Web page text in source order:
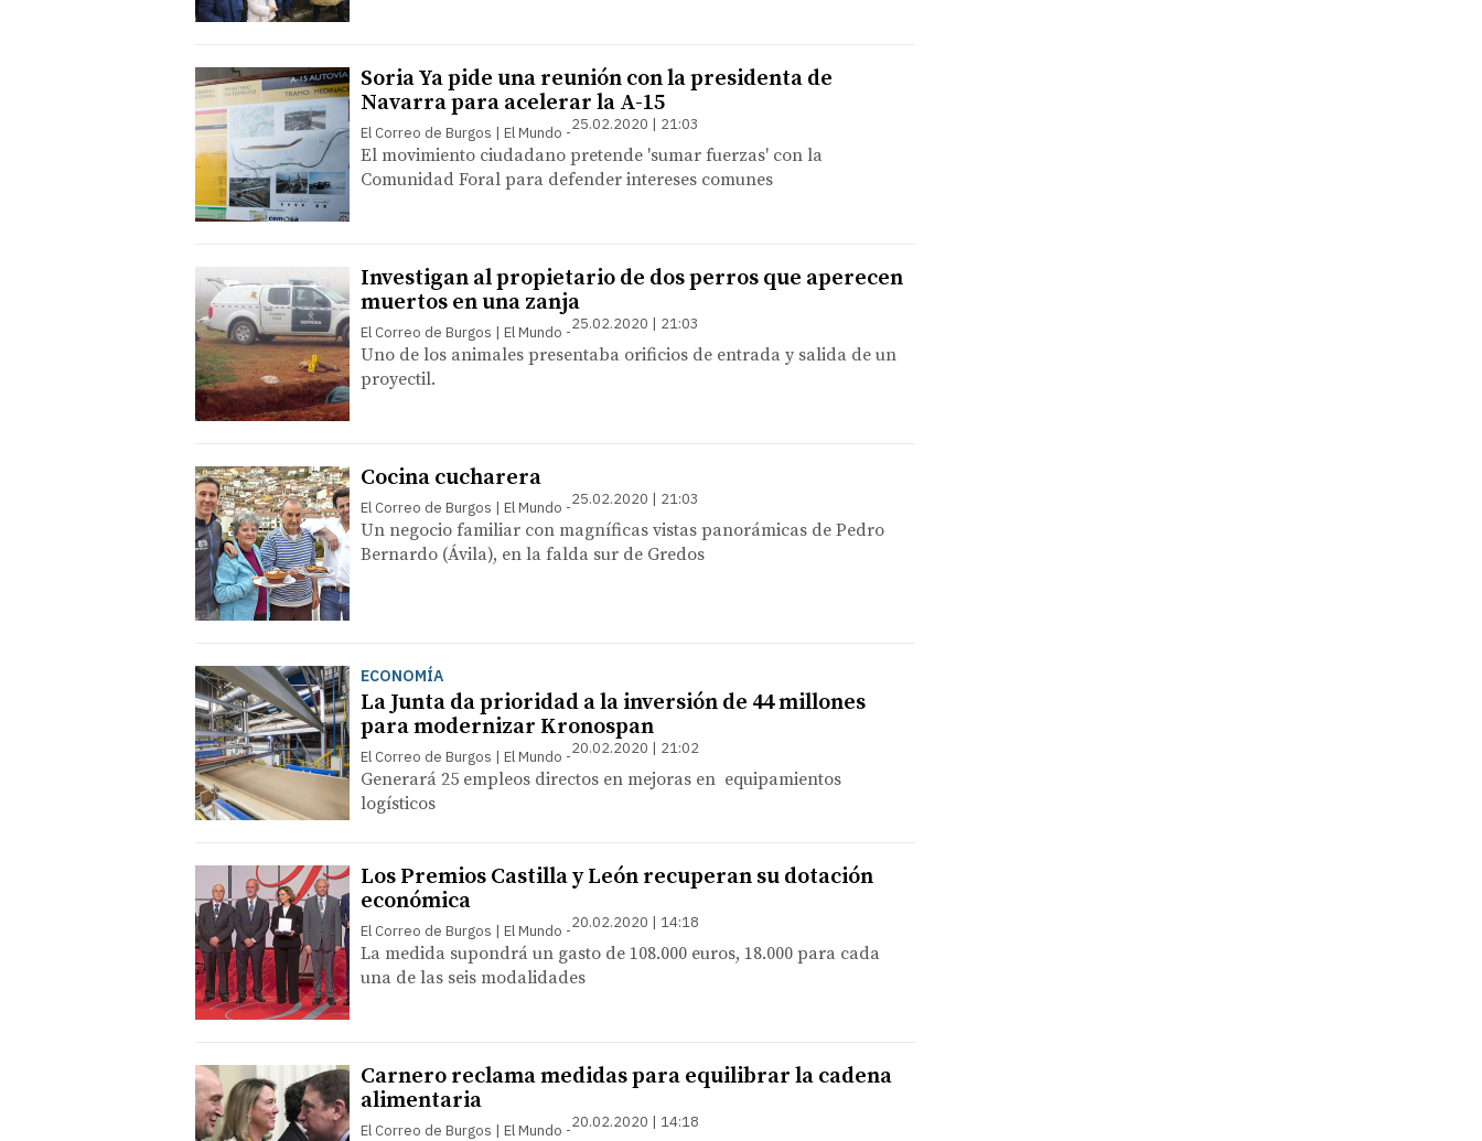
Soria Ya pide una reunión con la presidenta de
Navarra para acelerar la A-15
El Correo de Burgos | El Mundo 25.02.2020 | 21:03
El movimiento ciudadano pretende 'sumar fuerzas' con la
Comunidad Foral para defender intereses comunes
Investigan al propietario de dos perros que aperecen
muertos en una zanja
El Correo de Burgos | El Mundo 25.02.2020 | 21:03
Uno de los animales presentaba orificios de entrada y salida de un
proyectil.
Cocina cucharera
El Correo de Burgos | El Mundo 25.02.2020 | 21:03
Un negocio familiar con magníficas vistas panorámicas de Pedro
Bernardo (Ávila), en la falda sur de Gredos
ECONOMÍA
La Junta da prioridad a la inversión de 44 millones
para modernizar Kronospan
El Correo de Burgos | El Mundo 20.02.2020 | 21:02
Generará 25 empleos directos en mejoras en equipamientos
logísticos
Los Premios Castilla y León recuperan su dotación
económica
El Correo de Burgos | El Mundo 20.02.2020 | 14:18
La medida supondrá un gasto de 108.000 euros, 18.000 para cada
una de las seis modalidades
Carnero reclama medidas para equilibrar la cadena
alimentaria
El Correo de Burgos | El Mundo 20.02.2020 | 14:18